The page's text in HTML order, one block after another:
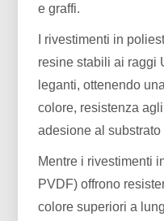
e graffi.
I rivestimenti in
resine stabili ai raggi
leganti, ottenendo
colore, resistenza
adesione al
Mentre i rivestimenti
PVDF) offrono
colore superiori a